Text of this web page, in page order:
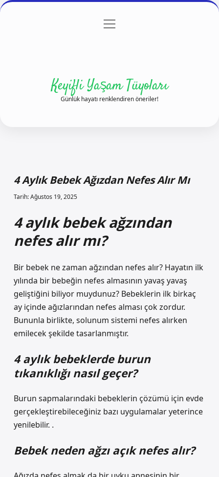
Gizlilik Politikası
menüyü
Keyifli Yaşam Tüyoları
Günlük hayatı renklendiren öneriler!
4 Aylık Bebek Ağızdan Nefes Alır Mı
Tarih: Ağustos 19, 2025
4 aylık bebek ağzından
nefes alır mı?
Bir bebek ne zaman ağzından nefes alır? Hayatın ilk
yılında bir bebeğin nefes almasının yavaş yavaş
geliştiğini biliyor muydunuz? Bebeklerin ilk birkaç
ay içinde ağızlarından nefes alması çok zordur.
Bununla birlikte, solunum sistemi nefes alırken
emilecek şekilde tasarlanmıştır.
4 aylık bebeklerde burun
tıkanıklığı nasıl geçer?
Burun sapmalarındaki bebeklerin çözümü için evde
gerçekleştirebileceğiniz bazı uygulamalar yeterince
yenilebilir. .
Bebek neden ağzı açık nefes alır?